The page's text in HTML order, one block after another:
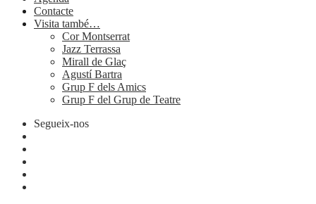
Contacte
Visita també…
Cor Montserrat
Jazz Terrassa
Mirall de Glaç
Agustí Bartra
Grup F dels Amics
Grup F del Grup de Teatre
Segueix-nos